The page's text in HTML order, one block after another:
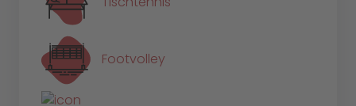
Footvolley